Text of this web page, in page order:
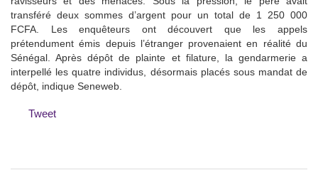
transféré deux sommes d’argent pour un total de 1 250 000
FCFA. Les enquêteurs ont découvert que les appels
prétendument émis depuis l’étranger provenaient en réalité du
Sénégal. Après dépôt de plainte et filature, la gendarmerie a
interpellé les quatre individus, désormais placés sous mandat de
dépôt, indique Seneweb.
Tweet